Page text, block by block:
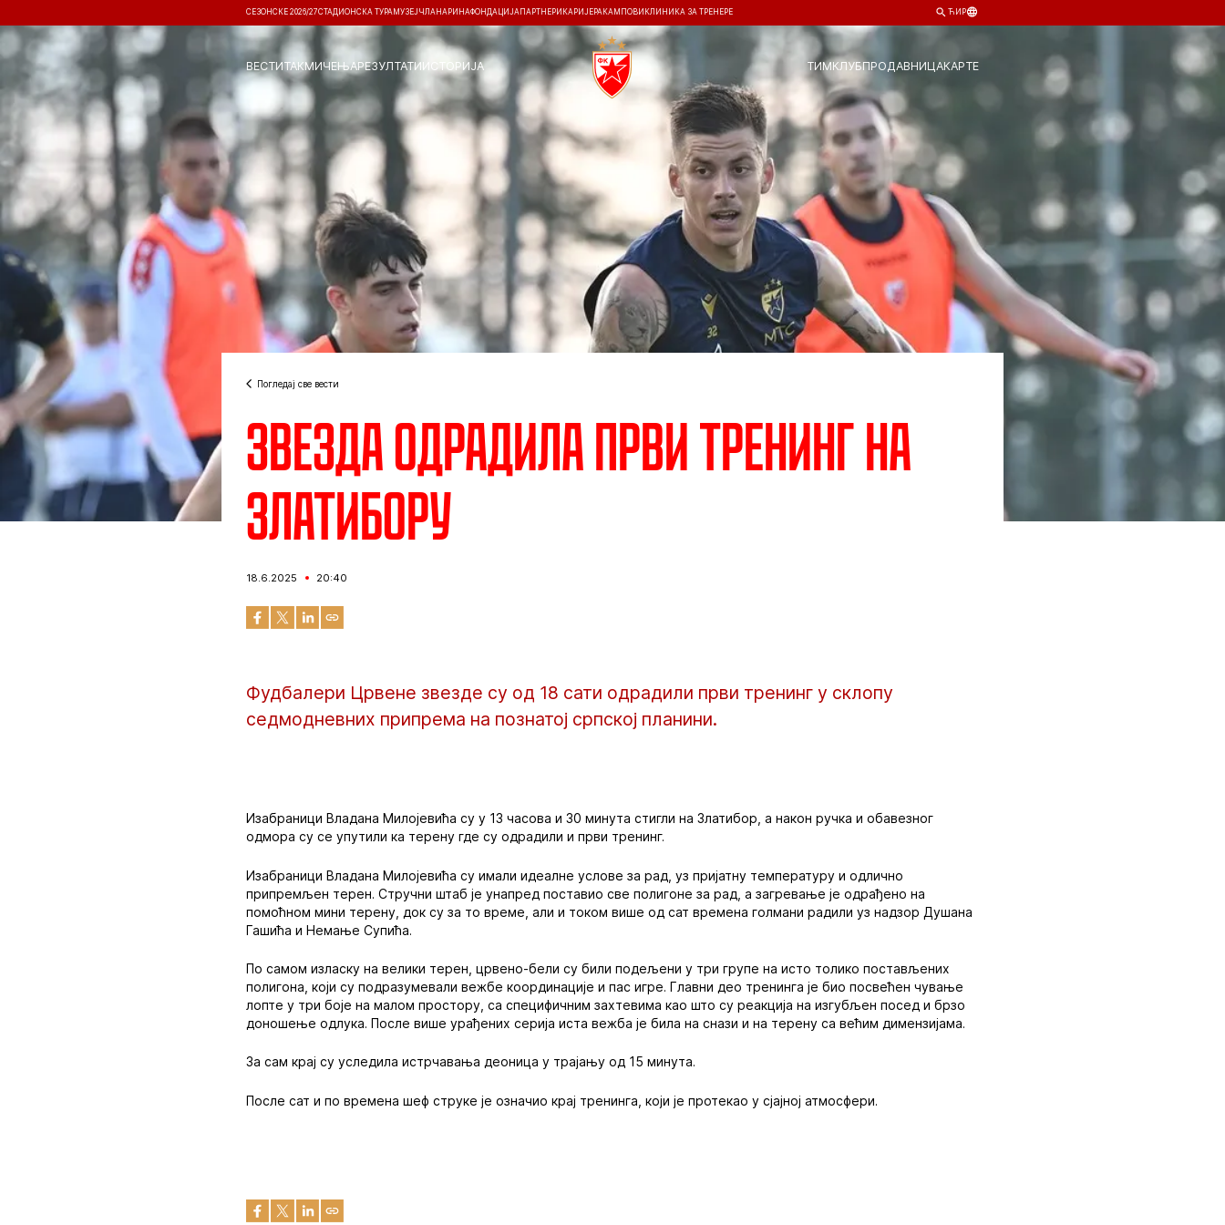
СЕЗОНСКЕ 2026/27СТАДИОНСКА ТУРА МУЗЕЈ ЧЛАНАРИНАФОНДАЦИЈА ПАРТНЕРИ КАРИЈЕРА КАМПОВИ КЛИНИКА ЗА ТРЕНЕРЕ ЋИР
ВЕСТИТАКМИЧЕЊАРЕЗУЛТАТИИСТОРИЈА ТИМКЛУБПРОДАВНИЦАКАРТЕ
Погледај све вести
Звезда одрадила први тренинг на
Златибору
18.6.2025 20:40
Фудбалери Црвене звезде су од 18 сати одрадили први тренинг у склопу
седмодневних припрема на познатој српској планини.
Изабраници Владана Милојевића су у 13 часова и 30 минута стигли на Златибор, а након ручка и обавезног
одмора су се упутили ка терену где су одрадили и први тренинг.
Изабраници Владана Милојевића су имали идеалне услове за рад, уз пријатну температуру и одлично
припремљен терен. Стручни штаб је унапред поставио све полигоне за рад, а загревање је одрађено на
помоћном мини терену, док су за то време, али и током више од сат времена голмани радили уз надзор Душана
Гашића и Немање Супића.
По самом изласку на велики терен, црвено-бели су били подељени у три групе на исто толико постављених
полигона, који су подразумевали вежбе координације и пас игре. Главни део тренинга је био посвећен чување
лопте у три боје на малом простору, са специфичним захтевима као што су реакција на изгубљен посед и брзо
доношење одлука. После више урађених серија иста вежба је била на снази и на терену са већим димензијама.
За сам крај су уследила истрчавања деоница у трајању од 15 минута.
После сат и по времена шеф струке је означио крај тренинга, који је протекао у сјајној атмосфери.